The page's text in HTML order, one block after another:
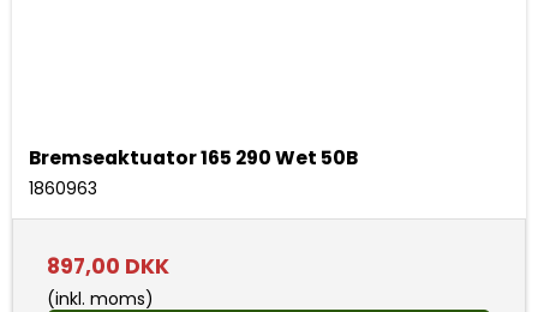
Bremseaktuator 165 290 Wet 50B
1860963
897,00 DKK
(inkl. moms)